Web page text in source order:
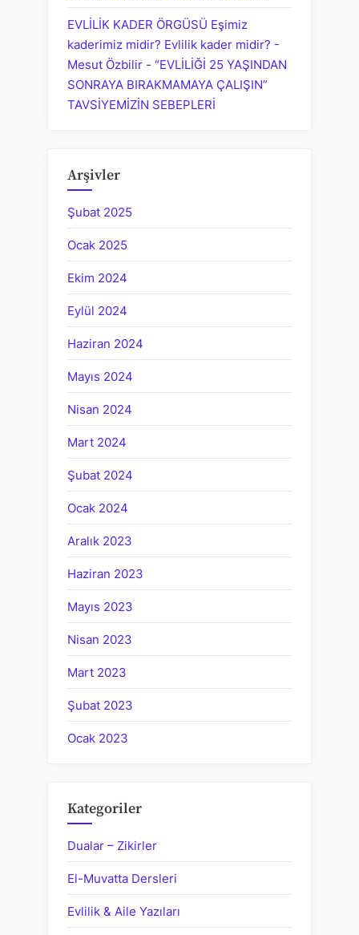
EVLİLİK KADER ÖRGÜSÜ Eşimiz
kaderimiz midir? Evlilik kader midir? -
Mesut Özbilir - “EVLİLİĞİ 25 YAŞINDAN
SONRAYA BIRAKMAMAYA ÇALIŞIN”
TAVSİYEMİZİN SEBEPLERİ
Arşivler
Şubat 2025
Ocak 2025
Ekim 2024
Eylül 2024
Haziran 2024
Mayıs 2024
Nisan 2024
Mart 2024
Şubat 2024
Ocak 2024
Aralık 2023
Haziran 2023
Mayıs 2023
Nisan 2023
Mart 2023
Şubat 2023
Ocak 2023
Kategoriler
Dualar – Zikirler
El-Muvatta Dersleri
Evlilik & Aile Yazıları